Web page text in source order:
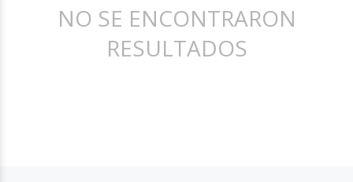
NO SE ENCONTRARON
RESULTADOS